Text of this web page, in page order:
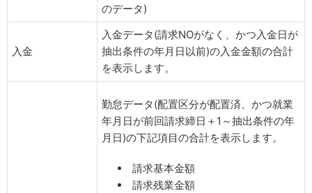
のデータ)
入金
入金データ(請求NOがなく、かつ入金日が
抽出条件の年月日以前)の入金金額の合計
を表示します。
勤怠データ(配置区分が配置済、かつ就業
年月日が前回請求締日＋1～抽出条件の年
月日)の下記項目の合計を表示します。
請求基本金額
請求残業金額